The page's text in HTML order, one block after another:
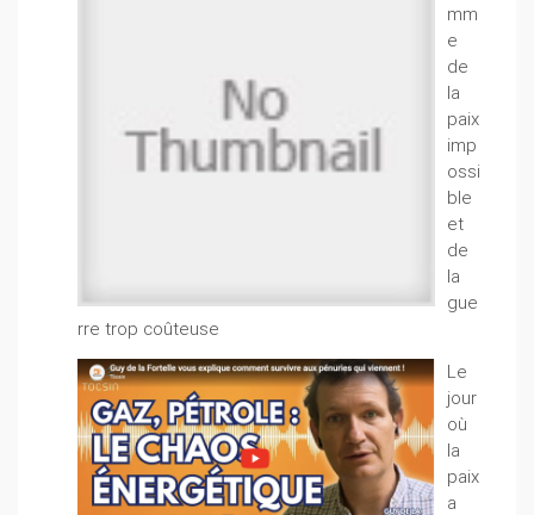
mm
e
de
la
paix
imp
ossi
ble
et
de
la
gue
rre trop coûteuse
Le
jour
où
la
paix
a